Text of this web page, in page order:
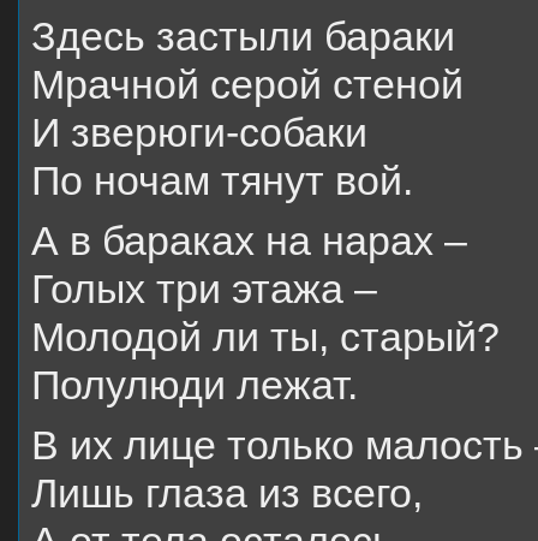
Здесь застыли бараки
Мрачной серой стеной
И зверюги-собаки
По ночам тянут вой.
А в бараках на нарах –
Голых три этажа –
Молодой ли ты, старый?
Полулюди лежат.
В их лице только малость
Лишь глаза из всего,